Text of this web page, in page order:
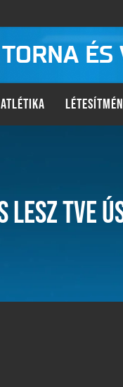
TORNA
ATLÉTIKA
LESZ TVE